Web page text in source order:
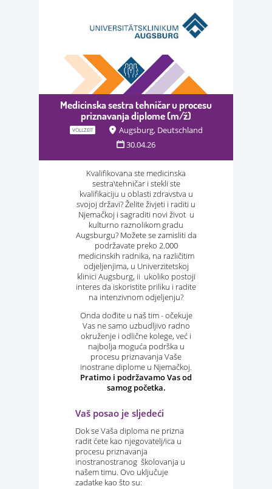
Medicinska sestra tehničar u procesu
priznavanja diplome (m/ž)
VOLLZEIT
Augsburg, Deutschland
30.04.26
Kvalifikovana ste medicinska
sestra\tehničar i stekli ste
kvalifikaciju u oblasti zdravstva u
svojoj državi? Želite živjeti i raditi u
Njemačkoj i sagraditi novi život u
kulturno raznolikom gradu
Augsburgu? Možete se zamisliti da
podržavate preko 2.000
medicinskih radnika, na različitim
odjeljenjima, u Univerzitetskoj
klinici Augsburg, ii ukoliko postoji
interes da iskoristite priliku i radite
na intenzivnom odjeljenju?
Onda dođite u naš tim - očekuje
Vas ne samo uzbudljivo radno
okruženje i odlične kolege, već i
najbolja moguća podrška u
procesu priznavanja Vaše
inostrane diplome u Njemačkoj.
Pratimo i podržavamo Vas od
samog početka.
Vaš posao je sljedeći
Dok se Vaša diploma ne prizna
radit ćete kao njegovatelj/ica u
procesu priznavanja
inostranostranog školovanja u
našem timu. Ovo uključuje
zadatke kao što su: